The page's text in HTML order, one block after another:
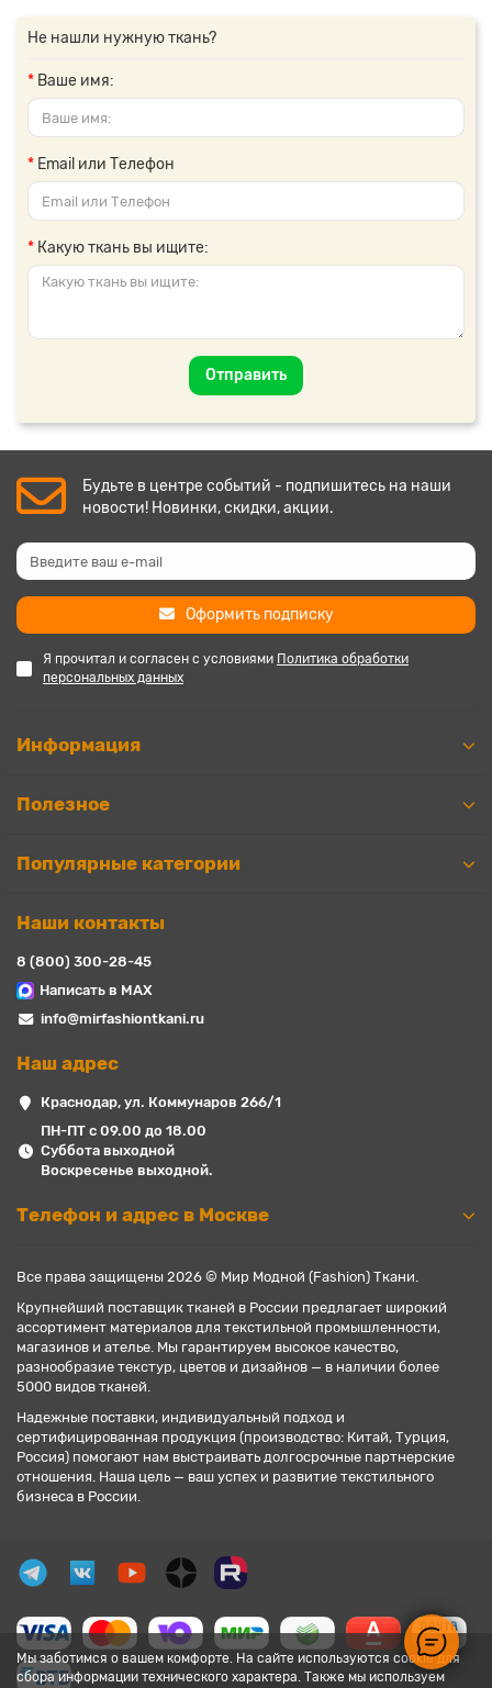
Не нашли нужную ткань?
Ваше имя:
Email или Телефон
Какую ткань вы ищите:
Отправить
Мы заботимся о вашем комфорте. На сайте используются cookie для
сбора информации технического характера. Также мы используем
Будьте в центре событий - подпишитесь на наши
новости! Новинки, скидки, акции.
Оформить подписку
Я прочитал и согласен с условиями Политика обработки
персональных данных
Информация
Полезное
Популярные категории
Наши контакты
8 (800) 300-28-45
Написать в MAX
info@mirfashiontkani.ru
Наш адрес
Краснодар, ул. Коммунаров 266/1
ПН-ПТ с 09.00 до 18.00
Суббота выходной
Воскресенье выходной.
Телефон и адрес в Москве
Все права защищены 2026 © Мир Модной (Fashion) Ткани.
Крупнейший поставщик тканей в России предлагает широкий
ассортимент материалов для текстильной промышленности,
магазинов и ателье. Мы гарантируем высокое качество,
разнообразие текстур, цветов и дизайнов — в наличии более
5000 видов тканей.
Надежные поставки, индивидуальный подход и
сертифицированная продукция (производство: Китай, Турция,
Россия) помогают нам выстраивать долгосрочные партнерские
отношения. Наша цель — ваш успех и развитие текстильного
бизнеса в России.